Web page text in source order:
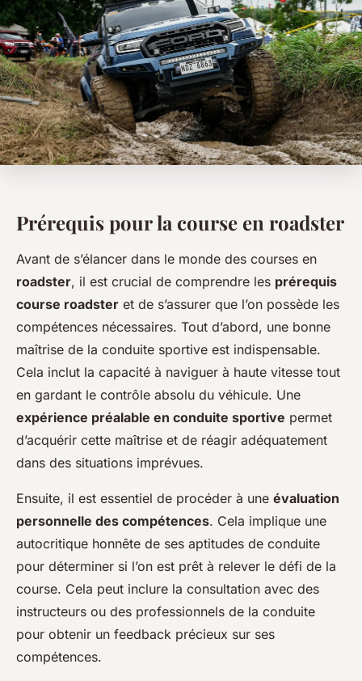
Prérequis pour la course en roadster
Avant de s’élancer dans le monde des courses en
roadster, il est crucial de comprendre les prérequis
course roadster et de s’assurer que l’on possède les
compétences nécessaires. Tout d’abord, une bonne
maîtrise de la conduite sportive est indispensable.
Cela inclut la capacité à naviguer à haute vitesse tout
en gardant le contrôle absolu du véhicule. Une
expérience préalable en conduite sportive permet
d’acquérir cette maîtrise et de réagir adéquatement
dans des situations imprévues.
Ensuite, il est essentiel de procéder à une évaluation
personnelle des compétences. Cela implique une
autocritique honnête de ses aptitudes de conduite
pour déterminer si l’on est prêt à relever le défi de la
course. Cela peut inclure la consultation avec des
instructeurs ou des professionnels de la conduite
pour obtenir un feedback précieux sur ses
compétences.